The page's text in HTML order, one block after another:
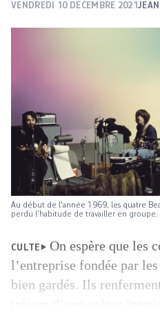
VENDREDI 10 DÉCEMBRE 2021
Au début de l'année 1969, les quatre
perdu l’habitude de travailler en groupe.
CULTE
On espère que les
l’entreprise fondée par
bien gardés. Ils